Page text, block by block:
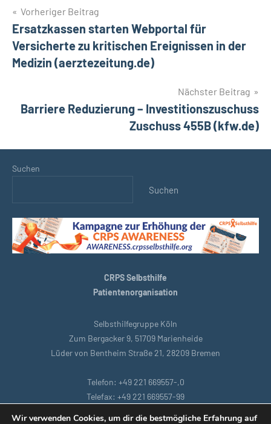
Beitragsnavigation
Vorheriger Beitrag
Ersatzkassen starten Webportal für
Versicherte zu kritischen Ereignissen in der
Medizin (aerztezeitung.de)
Nächster Beitrag
Barriere Reduzierung – Investitionszuschuss
Zuschuss 455B (kfw.de)
Suchen
Suchen
CRPS Selbsthilfe
Patientenorganisation
Selbsthilfegruppe Köln
Zum Bergacker 9, 51709 Marienheide
Lüder von Bentheim Straße 21, 28209 Bremen
Telefon: +49 221 669557-,0
Telefax: +49 221 669557-99
Wir verwenden Cookies, um dir die bestmögliche Erfahrung auf